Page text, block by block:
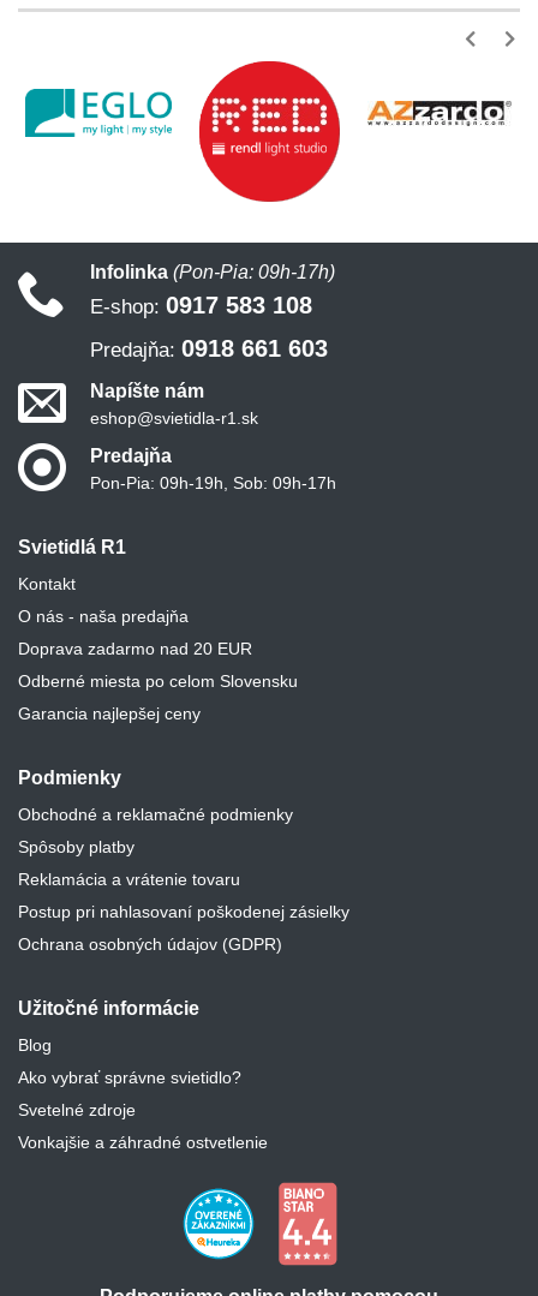
Svietidlá R1
Kontakt
O nás - naša predajňa
Doprava zadarmo nad 20 EUR
Odberné miesta po celom Slovensku
Garancia najlepšej ceny
Podmienky
Obchodné a reklamačné podmienky
Spôsoby platby
Reklamácia a vrátenie tovaru
Postup pri nahlasovaní poškodenej zásielky
Ochrana osobných údajov (GDPR)
Užitočné informácie
Blog
Ako vybrať správne svietidlo?
Svetelné zdroje
Vonkajšie a záhradné ostvetlenie
Infolinka (Pon-Pia: 09h-17h)
E-shop: 0917 583 108
Predajňa: 0918 661 603
Napíšte nám
eshop@svietidla-r1.sk
Predajňa
Pon-Pia: 09h-19h, Sob: 09h-17h